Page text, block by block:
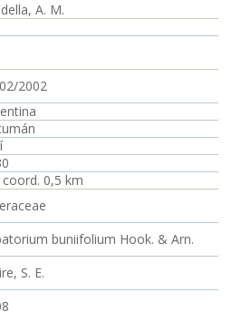
A. M.
2002
coord. 0,5 km
buniifolium Hook. & Arn.
S. E.